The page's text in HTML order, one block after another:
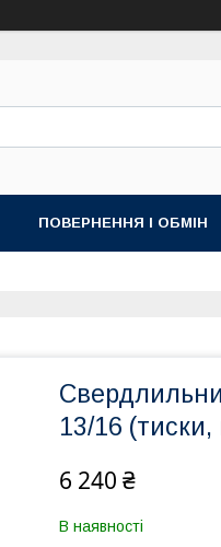
ПОВЕРНЕННЯ І ОБМІН
13/16
6 240 ₴
В наявності